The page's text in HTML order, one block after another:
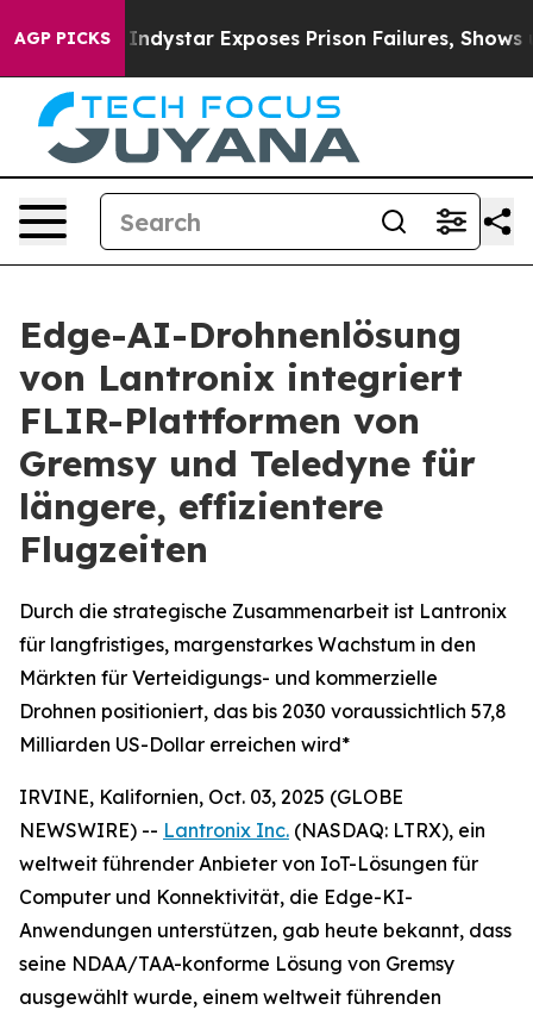
AGP PICKS
Indystar Exposes Prison Failures, Shows us why
Edge-AI-Drohnenlösung
von Lantronix integriert
FLIR-Plattformen von
Gremsy und Teledyne für
längere, effizientere
Flugzeiten
Durch die strategische Zusammenarbeit ist Lantronix
für langfristiges, margenstarkes Wachstum in den
Märkten für Verteidigungs- und kommerzielle
Drohnen positioniert, das bis 2030 voraussichtlich 57,8
Milliarden US-Dollar erreichen wird*
IRVINE, Kalifornien, Oct. 03, 2025 (GLOBE
NEWSWIRE) -- Lantronix Inc. (NASDAQ: LTRX), ein
weltweit führender Anbieter von IoT-Lösungen für
Computer und Konnektivität, die Edge-KI-
Anwendungen unterstützen, gab heute bekannt, dass
seine NDAA/TAA-konforme Lösung von Gremsy
ausgewählt wurde, einem weltweit führenden